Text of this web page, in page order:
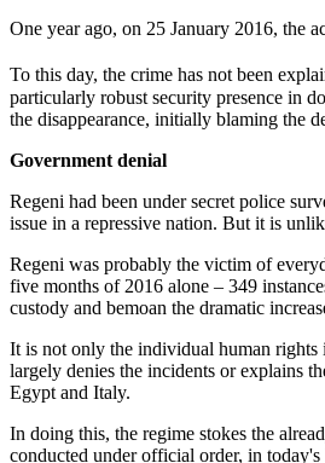
One year ago, on 25 January 2016, the
To this day, the crime has not been
particularly robust security presence in
the disappearance, initially blaming the
Government denial
Regeni had been under secret police
issue in a repressive nation. But it is
Regeni was probably the victim of
five months of 2016 alone – 349
custody and bemoan the dramatic
It is not only the individual human rights
largely denies the incidents or explains
Egypt and Italy.
In doing this, the regime stokes the
conducted under official order, in